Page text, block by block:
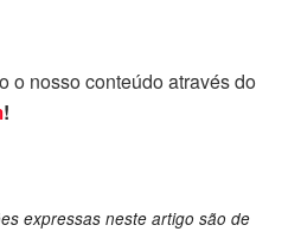
o nosso conteúdo através do
!
expressas neste artigo são de